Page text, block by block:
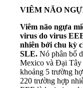
VIÊM NÃO
Viêm não ngựa
virus do virus
nhiên bởi chu kỳ
SLE. Nó phân bố
Mexico và Đại
khoảng 5 trường
220 trường hợp